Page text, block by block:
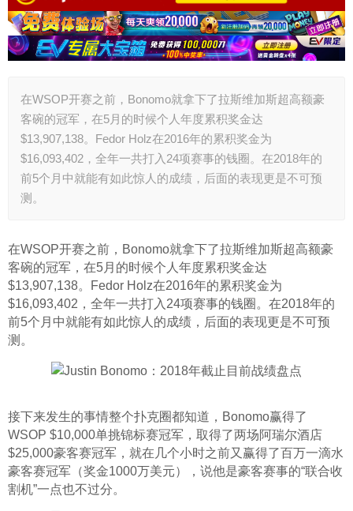
在WSOP开赛之前，Bonomo就拿下了拉斯维加斯超高额豪
客碗的冠军，在5月的时候个人年度累积奖金达
$13,907,138。Fedor Holz在2016年的累积奖金为
$16,093,402，全年一共打入24项赛事的钱圈。在2018年的
前5个月中就能有如此惊人的成绩，后面的表现更是不可预
测。
在WSOP开赛之前，Bonomo就拿下了拉斯维加斯超高额豪
客碗的冠军，在5月的时候个人年度累积奖金达
$13,907,138。Fedor Holz在2016年的累积奖金为
$16,093,402，全年一共打入24项赛事的钱圈。在2018年的
前5个月中就能有如此惊人的成绩，后面的表现更是不可预
测。
接下来发生的事情整个扑克圈都知道，Bonomo赢得了
WSOP $10,000单挑锦标赛冠军，取得了两场阿瑞尔酒店
$25,000豪客赛冠军，就在几个小时之前又赢得了百万一滴水
豪客赛冠军（奖金1000万美元），说他是豪客赛事的“联合收
割机”一点也不过分。